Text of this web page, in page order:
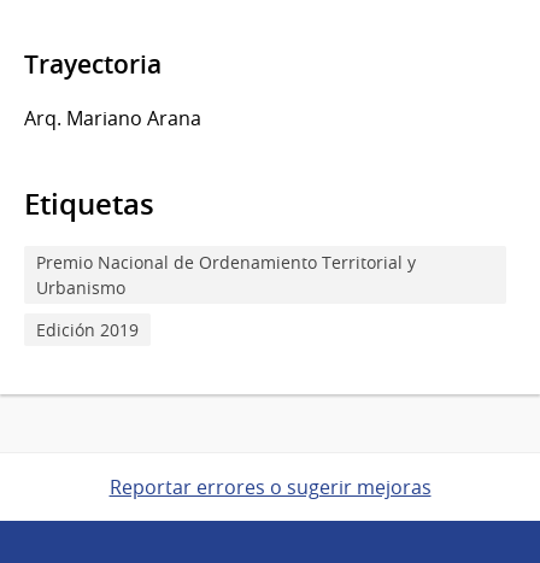
Trayectoria
Arq. Mariano Arana
Etiquetas
Premio Nacional de Ordenamiento Territorial y
Urbanismo
Edición 2019
Reportar errores o sugerir mejoras